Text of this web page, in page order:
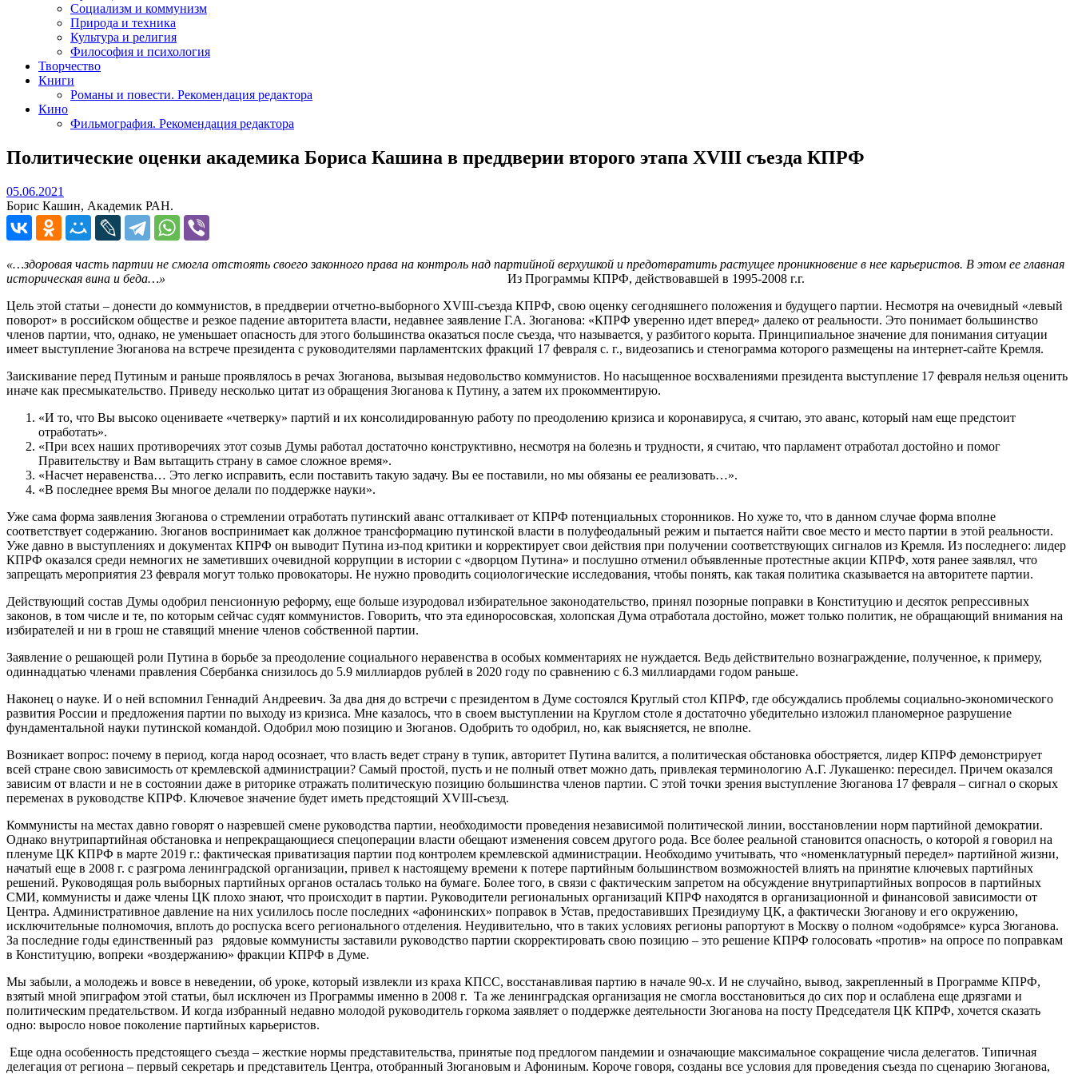
Социализм и коммунизм
Природа и техника
Культура и религия
Философия и психология
Творчество
Книги
Романы и повести. Рекомендация редактора
Кино
Фильмография. Рекомендация редактора
Политические оценки академика Бориса Кашина в преддверии второго этапа XVIII съезда КПРФ
05.06.2021
Борис Кашин, Академик РАН.
«…здоровая часть партии не смогла отстоять своего законного права на контроль над партийной верхушкой и предотвратить растущее проникновение в нее карьеристов. В этом ее главная
историческая вина и беда…» Из Программы КПРФ, действовавшей в 1995-2008 г.г.
Цель этой статьи – донести до коммунистов, в преддверии отчетно-выборного XVIII-съезда КПРФ, свою оценку сегодняшнего положения и будущего партии. Несмотря на очевидный «левый
поворот» в российском обществе и резкое падение авторитета власти, недавнее заявление Г.А. Зюганова: «КПРФ уверенно идет вперед» далеко от реальности. Это понимает большинство
членов партии, что, однако, не уменьшает опасность для этого большинства оказаться после съезда, что называется, у разбитого корыта. Принципиальное значение для понимания ситуации
имеет выступление Зюганова на встрече президента с руководителями парламентских фракций 17 февраля с. г., видеозапись и стенограмма которого размещены на интернет-сайте Кремля.
Заискивание перед Путиным и раньше проявлялось в речах Зюганова, вызывая недовольство коммунистов. Но насыщенное восхвалениями президента выступление 17 февраля нельзя оценить
иначе как пресмыкательство. Приведу несколько цитат из обращения Зюганова к Путину, а затем их прокомментирую.
«И то, что Вы высоко оцениваете «четверку» партий и их консолидированную работу по преодолению кризиса и коронавируса, я считаю, это аванс, который нам еще предстоит
отработать».
«При всех наших противоречиях этот созыв Думы работал достаточно конструктивно, несмотря на болезнь и трудности, я считаю, что парламент отработал достойно и помог
Правительству и Вам вытащить страну в самое сложное время».
«Насчет неравенства… Это легко исправить, если поставить такую задачу. Вы ее поставили, но мы обязаны ее реализовать…».
«В последнее время Вы многое делали по поддержке науки».
Уже сама форма заявления Зюганова о стремлении отработать путинский аванс отталкивает от КПРФ потенциальных сторонников. Но хуже то, что в данном случае форма вполне
соответствует содержанию. Зюганов воспринимает как должное трансформацию путинской власти в полуфеодальный режим и пытается найти свое место и место партии в этой реальности.
Уже давно в выступлениях и документах КПРФ он выводит Путина из-под критики и корректирует свои действия при получении соответствующих сигналов из Кремля. Из последнего: лидер
КПРФ оказался среди немногих не заметивших очевидной коррупции в истории с «дворцом Путина» и послушно отменил объявленные протестные акции КПРФ, хотя ранее заявлял, что
запрещать мероприятия 23 февраля могут только провокаторы. Не нужно проводить социологические исследования, чтобы понять, как такая политика сказывается на авторитете партии.
Действующий состав Думы одобрил пенсионную реформу, еще больше изуродовал избирательное законодательство, принял позорные поправки в Конституцию и десяток репрессивных
законов, в том числе и те, по которым сейчас судят коммунистов. Говорить, что эта единоросовская, холопская Дума отработала достойно, может только политик, не обращающий внимания на
избирателей и ни в грош не ставящий мнение членов собственной партии.
Заявление о решающей роли Путина в борьбе за преодоление социального неравенства в особых комментариях не нуждается. Ведь действительно вознаграждение, полученное, к примеру,
одиннадцатью членами правления Сбербанка снизилось до 5.9 миллиардов рублей в 2020 году по сравнению с 6.3 миллиардами годом раньше.
Наконец о науке. И о ней вспомнил Геннадий Андреевич. За два дня до встречи с президентом в Думе состоялся Круглый стол КПРФ, где обсуждались проблемы социально-экономического
развития России и предложения партии по выходу из кризиса. Мне казалось, что в своем выступлении на Круглом столе я достаточно убедительно изложил планомерное разрушение
фундаментальной науки путинской командой. Одобрил мою позицию и Зюганов. Одобрить то одобрил, но, как выясняется, не вполне.
Возникает вопрос: почему в период, когда народ осознает, что власть ведет страну в тупик, авторитет Путина валится, а политическая обстановка обостряется, лидер КПРФ демонстрирует
всей стране свою зависимость от кремлевской администрации? Самый простой, пусть и не полный ответ можно дать, привлекая терминологию А.Г. Лукашенко: пересидел. Причем оказался
зависим от власти и не в состоянии даже в риторике отражать политическую позицию большинства членов партии. С этой точки зрения выступление Зюганова 17 февраля – сигнал о скорых
переменах в руководстве КПРФ. Ключевое значение будет иметь предстоящий XVIII-съезд.
Коммунисты на местах давно говорят о назревшей смене руководства партии, необходимости проведения независимой политической линии, восстановлении норм партийной демократии.
Однако внутрипартийная обстановка и непрекращающиеся спецоперации власти обещают изменения совсем другого рода. Все более реальной становится опасность, о которой я говорил на
пленуме ЦК КПРФ в марте 2019 г.: фактическая приватизация партии под контролем кремлевской администрации. Необходимо учитывать, что «номенклатурный передел» партийной жизни,
начатый еще в 2008 г. с разгрома ленинградской организации, привел к настоящему времени к потере партийным большинством возможностей влиять на принятие ключевых партийных
решений. Руководящая роль выборных партийных органов осталась только на бумаге. Более того, в связи с фактическим запретом на обсуждение внутрипартийных вопросов в партийных
СМИ, коммунисты и даже члены ЦК плохо знают, что происходит в партии. Руководители региональных организаций КПРФ находятся в организационной и финансовой зависимости от
Центра. Административное давление на них усилилось после последних «афонинских» поправок в Устав, предоставивших Президиуму ЦК, а фактически Зюганову и его окружению,
исключительные полномочия, вплоть до роспуска всего регионального отделения. Неудивительно, что в таких условиях регионы рапортуют в Москву о полном «одобрямсе» курса Зюганова.
За последние годы единственный раз рядовые коммунисты заставили руководство партии скорректировать свою позицию – это решение КПРФ голосовать «против» на опросе по поправкам
в Конституцию, вопреки «воздержанию» фракции КПРФ в Думе.
Мы забыли, а молодежь и вовсе в неведении, об уроке, который извлекли из краха КПСС, восстанавливая партию в начале 90-х. И не случайно, вывод, закрепленный в Программе КПРФ,
взятый мной эпиграфом этой статьи, был исключен из Программы именно в 2008 г. Та же ленинградская организация не смогла восстановиться до сих пор и ослаблена еще дрязгами и
политическим предательством. И когда избранный недавно молодой руководитель горкома заявляет о поддержке деятельности Зюганова на посту Председателя ЦК КПРФ, хочется сказать
одно: выросло новое поколение партийных карьеристов.
Еще одна особенность предстоящего съезда – жесткие нормы представительства, принятые под предлогом пандемии и означающие максимальное сокращение числа делегатов. Типичная
делегация от региона – первый секретарь и представитель Центра, отобранный Зюгановым и Афониным. Короче говоря, созданы все условия для проведения съезда по сценарию Зюганова,